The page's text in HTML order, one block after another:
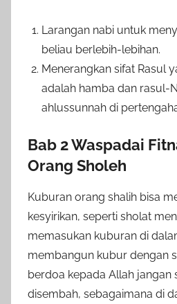
Larangan nabi untuk
beliau berlebih-lebihan.
Menerangkan sifat Rasul
adalah hamba dan rasul-
ahlussunnah di
Bab 2 Waspadai
Orang Sholeh
Kuburan orang shalih bisa
kesyirikan, seperti sholat
memasukan kuburan di
membangun kubur dengan
berdoa kepada Allah jangan
disembah, sebagaimana di